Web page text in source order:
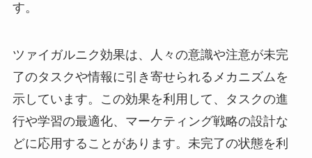
す。
ツァイガルニク効果は、人々の意識や注意が未完
了のタスクや情報に引き寄せられるメカニズムを
示しています。この効果を利用して、タスクの進
行や学習の最適化、マーケティング戦略の設計な
どに応用することがあります。未完了の状態を利